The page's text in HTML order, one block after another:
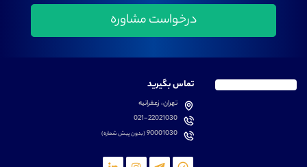
تماس بگیرید
تهران، زعفرانیه
021-22021030
90001030(بدون پیش شماره)